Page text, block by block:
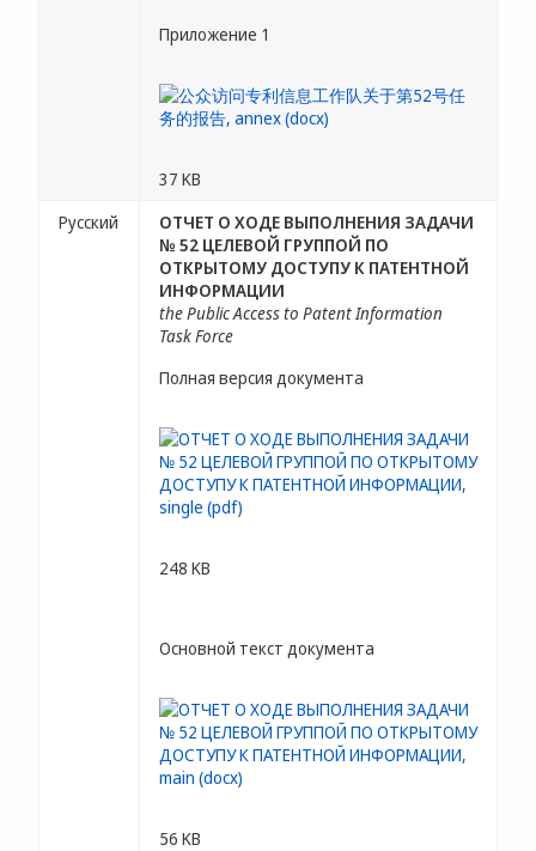
Приложение 1
37 KB
Русский
ОТЧЕТ О ХОДЕ ВЫПОЛНЕНИЯ ЗАДАЧИ
№ 52 ЦЕЛЕВОЙ ГРУППОЙ ПО
ОТКРЫТОМУ ДОСТУПУ К ПАТЕНТНОЙ
ИНФОРМАЦИИ
the Public Access to Patent Information
Task Force
Полная версия документа
248 KB
Основной текст документа
56 KB